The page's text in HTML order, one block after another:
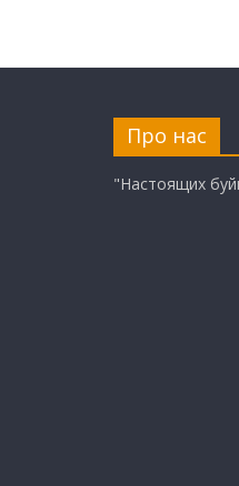
Про нас
"Настоящих